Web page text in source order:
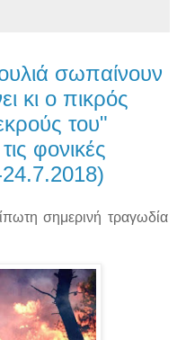
σωπαίνουν
κι ο πικρός
του"
φονικές
24.7.2018)
σημερινή τραγωδία